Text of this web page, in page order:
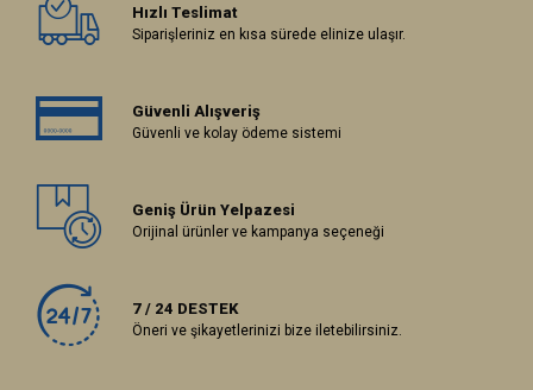
Hızlı Teslimat
Siparişleriniz en kısa sürede elinize ulaşır.
Güvenli Alışveriş
Güvenli ve kolay ödeme sistemi
Geniş Ürün Yelpazesi
Orijinal ürünler ve kampanya seçeneği
7 / 24 DESTEK
Öneri ve şikayetlerinizi bize iletebilirsiniz.